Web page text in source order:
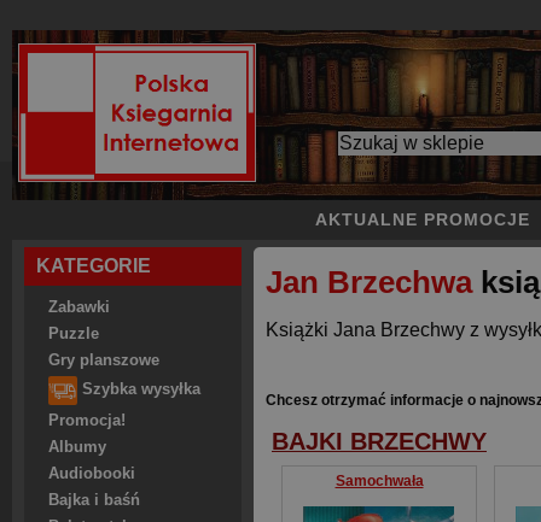
AKTUALNE PROMOCJE
KATEGORIE
Zabawki
Puzzle
Gry planszowe
Szybka wysyłka
Promocja!
Albumy
Audiobooki
Bajka i baśń
Jan Brzechwa
Książki Jana Brzechwy z
Chcesz otrzymać informacje o
BAJKI BRZECHWY
Samochwała